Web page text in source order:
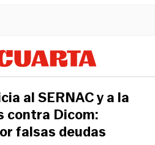
al SERNAC y a la
contra Dicom:
falsas deudas